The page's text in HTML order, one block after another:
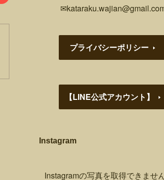
プライバシーポリシー
【LINE公式アカウント】
Instagram
Instagramの写真を取得できませ